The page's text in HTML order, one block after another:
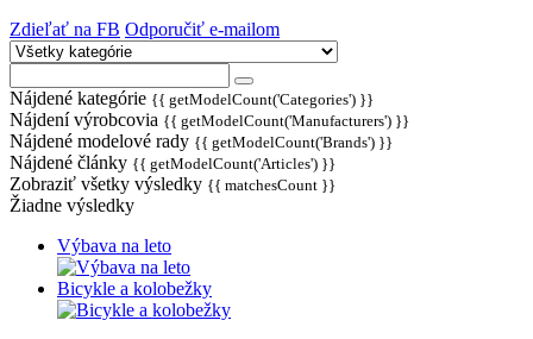
Zdieľať na FB Odporučiť e-mailom
Nájdené kategórie {{ getModelCount('Categories') }}
Nájdení výrobcovia {{ getModelCount('Manufacturers') }}
Nájdené modelové rady {{ getModelCount('Brands') }}
Nájdené články {{ getModelCount('Articles') }}
Zobraziť všetky výsledky {{ matchesCount }}
Žiadne výsledky
Výbava na leto
Bicykle a kolobežky